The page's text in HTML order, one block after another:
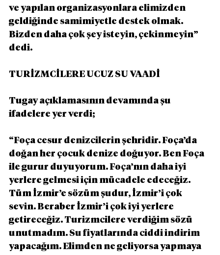
ve yapılan organizasyonlara elimizden
geldiğinde samimiyetle destek olmak.
Bizden daha çok şey isteyin, çekinmeyin”
dedi.
TURİZMCİLERE UCUZ SU VAADİ
Tugay açıklamasının devamında şu
ifadelere yer verdi;
“Foça cesur denizcilerin şehridir. Foça’da
doğan her çocuk denize doğuyor. Ben Foça
ile gurur duyuyorum. Foça’nın daha iyi
yerlere gelmesi için mücadele edeceğiz.
Tüm İzmir’e sözüm şudur, İzmir’i çok
sevin. Beraber İzmir’i çok iyi yerlere
getireceğiz. Turizmcilere verdiğim sözü
unutmadım. Su fiyatlarında ciddi indirim
yapacağım. Elimden ne geliyorsa yapmaya